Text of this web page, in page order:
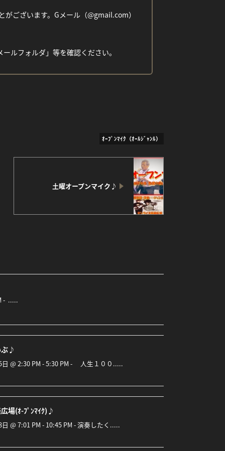
ございます。Gメール（@gmail.com）
ルフォルダ」等を確認ください。
ｵｰﾌﾟﾝﾏｲｸ（ｵｰﾙｼﾞｬﾝﾙ）
土曜オープンマイク♪
- .....
ぶ♪
日 @ 2:30 PM - 5:30 PM - 人生１００.....
場(ｵ-ﾌﾟﾝﾏｲｸ)♪
@ 7:01 PM - 10:45 PM - 演奏したく.....